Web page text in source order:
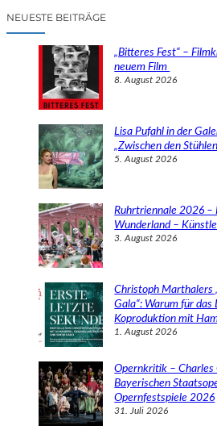
cNEUESTE BEITRÄGE
„Bitteres Fest“ –
neuem Film
8. August 2026
Lisa Pufahl in der
„Zwischen den
5. August 2026
Ruhrtriennale 2026 –
Wunderland –
3. August 2026
Christoph Marthalers
Gala“: Warum für das
Koproduktion mit
1. August 2026
Opernkritik – Charles
Bayerischen
Opernfestspiele 2026
31. Juli 2026